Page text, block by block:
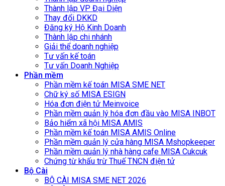
Thành lập VP Đại Diện
Thay đổi DKKD
Đăng ký Hộ Kinh Doanh
Thành lập chi nhánh
Giải thể doanh nghiệp
Tư vấn kế toán
Tư vấn Doanh Nghiệp
Phần mềm
Phần mềm kế toán MISA SME NET
Chữ ký số MISA ESIGN
Hóa đơn điện tử Meinvoice
Phần mềm quản lý hóa đơn đầu vào MISA INBOT
Bảo hiểm xã hội MISA AMIS
Phần mềm kế toán MISA AMIS Online
Phần mềm quản lý cửa hàng MISA Mshopkeeper
Phần mềm quản lý nhà hàng cafe MISA Cukcuk
Chứng từ khấu trừ Thuế TNCN điện tử
Bộ Cài
BỘ CÀI MISA SME NET 2026